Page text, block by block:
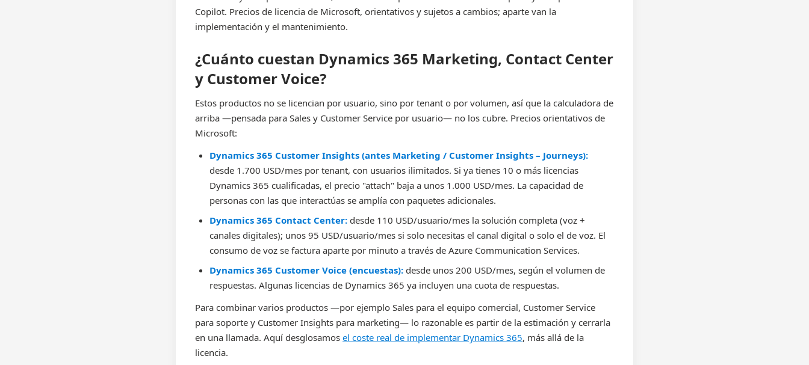
Copilot. Precios de licencia de Microsoft, orientativos y sujetos a cambios; aparte van la
implementación y el mantenimiento.
¿Cuánto cuestan Dynamics 365 Marketing, Contact Center
y Customer Voice?
Estos productos no se licencian por usuario, sino por tenant o por volumen, así que la calculadora de
arriba —pensada para Sales y Customer Service por usuario— no los cubre. Precios orientativos de
Microsoft:
Dynamics 365 Customer Insights (antes Marketing / Customer Insights – Journeys):
desde 1.700 USD/mes por tenant, con usuarios ilimitados. Si ya tienes 10 o más licencias
Dynamics 365 cualificadas, el precio "attach" baja a unos 1.000 USD/mes. La capacidad de
personas con las que interactúas se amplía con paquetes adicionales.
Dynamics 365 Contact Center: desde 110 USD/usuario/mes la solución completa (voz +
canales digitales); unos 95 USD/usuario/mes si solo necesitas el canal digital o solo el de voz. El
consumo de voz se factura aparte por minuto a través de Azure Communication Services.
Dynamics 365 Customer Voice (encuestas): desde unos 200 USD/mes, según el volumen de
respuestas. Algunas licencias de Dynamics 365 ya incluyen una cuota de respuestas.
Para combinar varios productos —por ejemplo Sales para el equipo comercial, Customer Service
para soporte y Customer Insights para marketing— lo razonable es partir de la estimación y cerrarla
en una llamada. Aquí desglosamos el coste real de implementar Dynamics 365, más allá de la
licencia.